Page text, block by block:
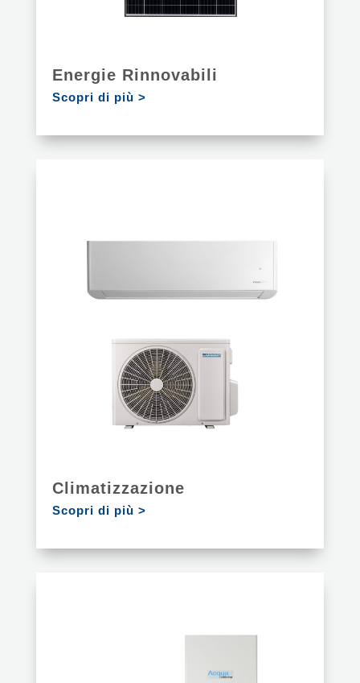
Energie Rinnovabili
Scopri di più >
Climatizzazione
Scopri di più >